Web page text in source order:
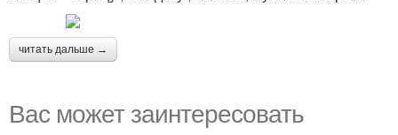
Кетчуп из слив
Слив в сахаре
соку
читать дальше →
Вас может заинтересовать